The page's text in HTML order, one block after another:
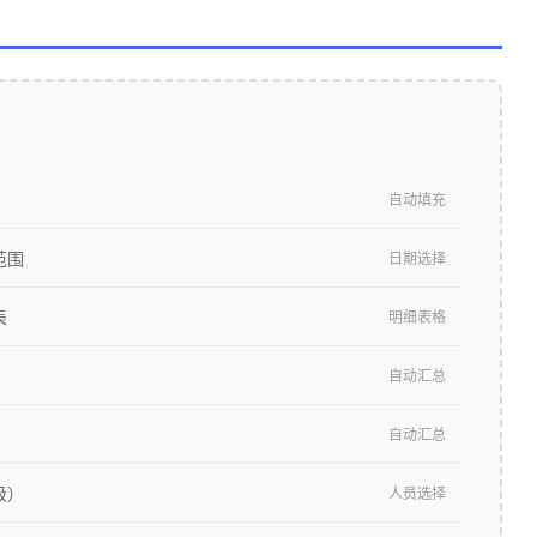
自动填充
围 日期选择
明细表格
自动汇总
自动汇总
人员选择